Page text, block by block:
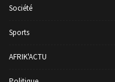
Société
Sports
AFRIK'ACTU